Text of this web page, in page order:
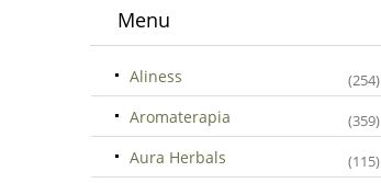
Menu
Aliness (254)
Aromaterapia (359)
Aura Herbals (115)